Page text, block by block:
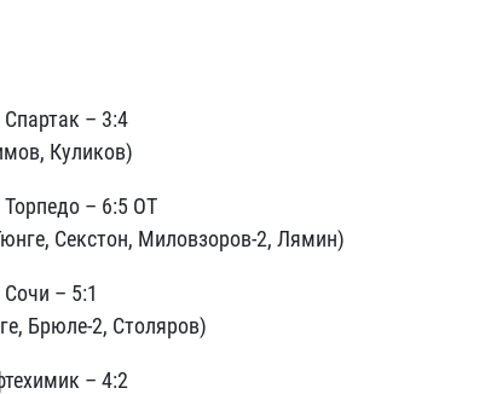
– 3:4
Куликов)
– 6:5 ОТ
Секстон, Миловзоров-2, Лямин)
– 5:1
Брюле-2, Столяров)
– 4:2